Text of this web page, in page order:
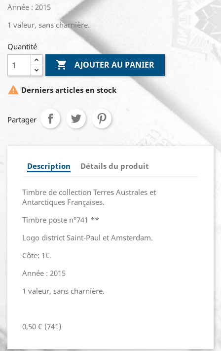
Année : 2015
1 valeur, sans charnière.
Quantité
 AJOUTER AU PANIER
 Derniers articles en stock
Partager
Description Détails du produit
Timbre de collection Terres Australes et
Antarctiques Françaises.
Timbre poste n°741 **
Logo district Saint-Paul et Amsterdam.
Côte: 1€.
Année : 2015
1 valeur, sans charnière.
0,50 € (741)